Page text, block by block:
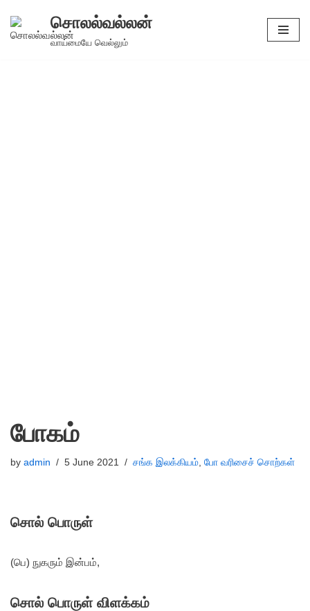
Skip
சொலல்வல்லன்
வாய்மையே வெல்லும்
போகம்
by admin 5 June 2021 சங்க இலக்கியம், போ வரிசைச் சொற்கள்
சொல் பொருள்
(பெ) நுகரும் இன்பம்,
சொல் பொருள் விளக்கம்